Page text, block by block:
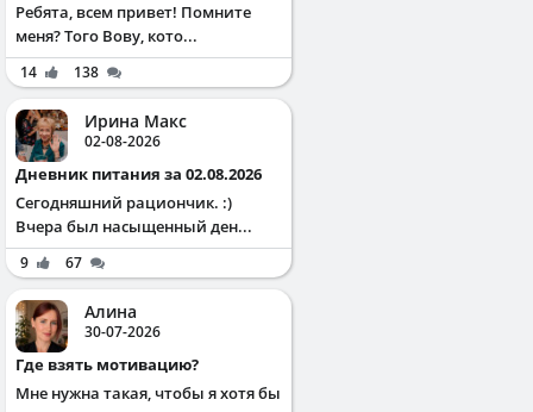
Ребята, всем привет! Помните
меня? Того Вову, кото...
14 138
Ирина Макс
02-08-2026
Дневник питания за 02.08.2026
Сегодняшний рациончик. :)
Вчера был насыщенный ден...
9 67
Алина
30-07-2026
Где взять мотивацию?
Мне нужна такая, чтобы я хотя бы